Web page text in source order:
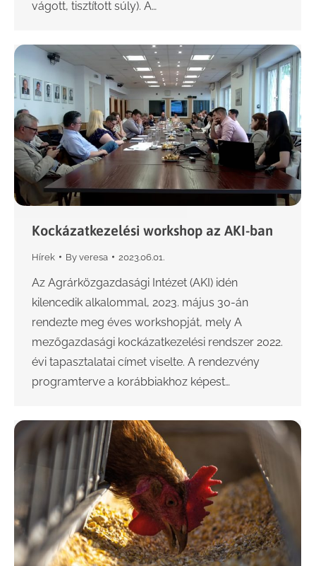
vágott, tisztított súly). A…
Kockázatkezelési workshop az AKI-ban
Hírek By veresa 2023.06.01.
Az Agrárközgazdasági Intézet (AKI) idén
kilencedik alkalommal, 2023. május 30-án
rendezte meg éves workshopját, mely A
mezőgazdasági kockázatkezelési rendszer 2022.
évi tapasztalatai címet viselte. A rendezvény
programterve a korábbiakhoz képest…